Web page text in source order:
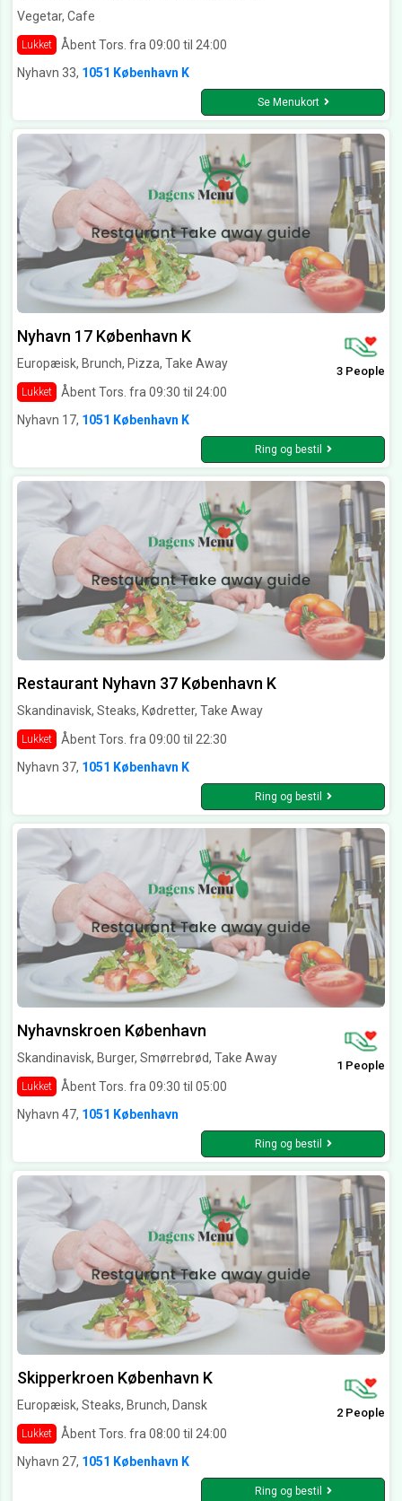
Vegetar, Cafe
Lukket
Åbent Tors. fra 09:00 til 24:00
Nyhavn 33, 1051 København K
Se Menukort
Nyhavn 17 København K
Europæisk, Brunch, Pizza, Take Away
Lukket Åbent Tors. fra 09:30 til 24:00
3 People
Nyhavn 17, 1051 København K
Ring og bestil
Restaurant Nyhavn 37 København K
Skandinavisk, Steaks, Kødretter, Take Away
Lukket
Åbent Tors. fra 09:00 til 22:30
Nyhavn 37, 1051 København K
Ring og bestil
Nyhavnskroen København
Skandinavisk, Burger, Smørrebrød, Take Away
Lukket Åbent Tors. fra 09:30 til 05:00
1 People
Nyhavn 47, 1051 København
Ring og bestil
Skipperkroen København K
Europæisk, Steaks, Brunch, Dansk
Lukket Åbent Tors. fra 08:00 til 24:00
2 People
Nyhavn 27, 1051 København K
Ring og bestil